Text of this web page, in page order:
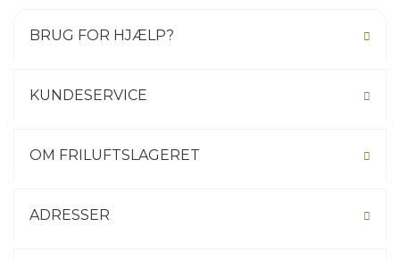
BRUG FOR HJÆLP?
KUNDESERVICE
OM FRILUFTSLAGERET
ADRESSER